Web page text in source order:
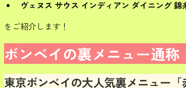
ヴェヌス サウス インディアン ダイニング 錦
をご紹介します！
ボンベイの裏メニュー通
東京ボンベイの大人気裏メニュー「